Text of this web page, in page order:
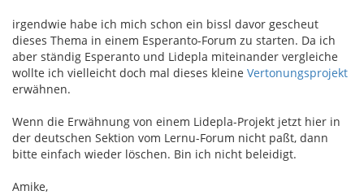
irgendwie habe ich mich schon ein bissl davor gescheut
dieses Thema in einem Esperanto-Forum zu starten. Da ich
aber ständig Esperanto und Lidepla miteinander vergleiche
wollte ich vielleicht doch mal dieses kleine Vertonungsprojekt
erwähnen.
Wenn die Erwähnung von einem Lidepla-Projekt jetzt hier in
der deutschen Sektion vom Lernu-Forum nicht paßt, dann
bitte einfach wieder löschen. Bin ich nicht beleidigt.
Amike,